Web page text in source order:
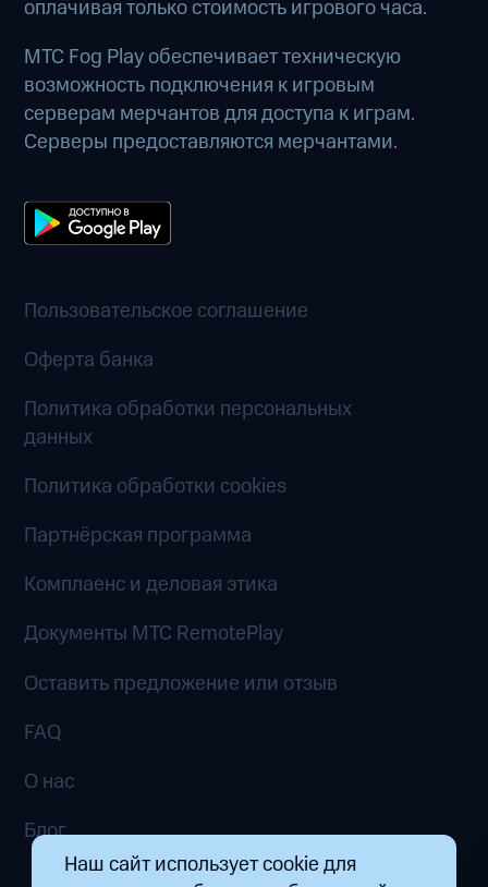
Наш сайт использует cookie для
оплачивая только стоимость игрового часа.
МТС Fog Play обеспечивает техническую
возможность подключения к игровым
серверам мерчантов для доступа к играм.
Серверы предоставляются мерчантами.
Пользовательское соглашение
Оферта банка
Политика обработки персональных
данных
Политика обработки cookies
Партнёрская программа
Комплаенс и деловая этика
Документы MTC RemotePlay
Оставить предложение или отзыв
FAQ
О нас
Блог